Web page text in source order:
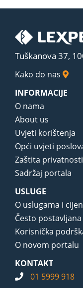
Tuškanova 37,
Kako do nas
INFORMACIJE
O nama
About us
Uvjeti korištenja
Opći uvjeti
Zaštita privatnosti
Sadržaj portala
USLUGE
O uslugama i
Često
Korisnička
O novom portalu
KONTAKT
01 5999 918